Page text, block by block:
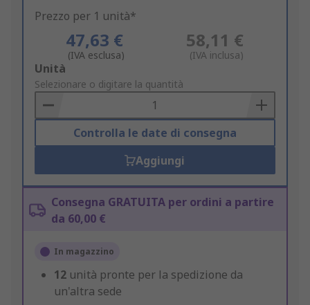
Prezzo per 1 unità*
47,63 €
(IVA esclusa)
58,11 €
(IVA inclusa)
Add
to
Basket
Unità
Selezionare o digitare la quantità
Controlla le date di consegna
Aggiungi
Consegna GRATUITA per ordini a partire
da 60,00 €
In magazzino
12 unità pronte per la spedizione da
un'altra sede